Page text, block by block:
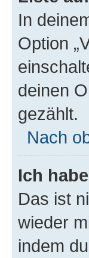
In
Option
deinen
gezählt.
Nach
Ich
Das ist
wieder
indem